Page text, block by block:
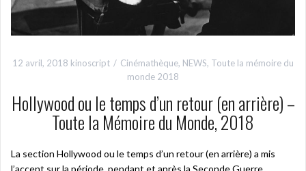
12 avril, 2018 kinoscript Cinémathèque, NEWS, Toute la mémoire du
monde 2018
Hollywood ou le temps d’un retour (en arrière) –
Toute la Mémoire du Monde, 2018
La section Hollywood ou le temps d’un retour (en arrière) a mis
l’accent sur la période, pendant et après la Seconde Guerre